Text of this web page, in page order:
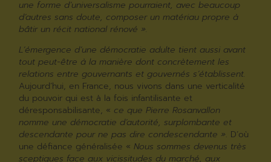
une forme d’universalisme pourraient, avec beaucoup
d’autres sans doute, composer un matériau propre à
bâtir un récit national rénové ».
L’émergence d’une démocratie adulte tient aussi avant
tout peut-être à la manière dont concrètement les
relations entre gouvernants et gouvernés s’établissent.
Aujourd’hui, en France, nous vivons dans une verticalité
du pouvoir qui est à la fois infantilisante et
déresponsabilisante, « ce que Pierre Rosanvallon
nomme une démocratie d’autorité, surplombante et
descendante pour ne pas dire condescendante ». D’où
une défiance généralisée «Nous sommes devenus très
sceptiques face aux vicissitudes du marché, aux